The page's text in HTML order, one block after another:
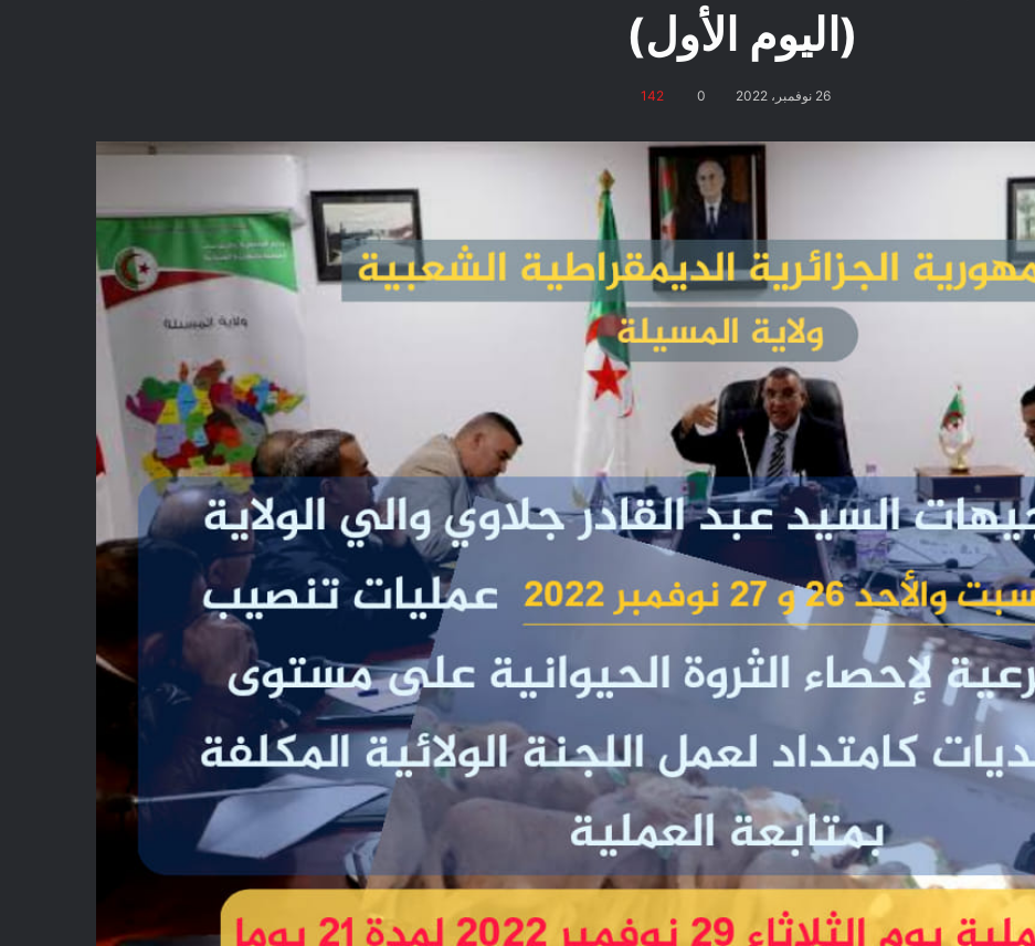
(اليوم الأول)
26 نوفمبر، 2022 0
142